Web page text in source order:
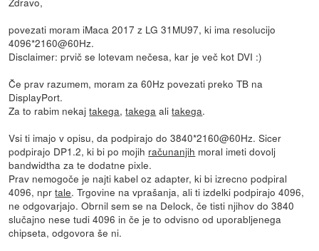
povezati moram iMaca 2017 z LG 31MU97, ki ima resolucijo
4096*2160@60Hz.
Disclaimer: prvič se lotevam nečesa, kar je več kot DVI :)
Če prav razumem, moram za 60Hz povezati preko TB na
DisplayPort.
Za to rabim nekajtakega,takega alitakega.
Vsi ti imajo v opisu, da podpirajo do 3840*2160@60Hz. Sicer
podpirajo DP1.2, ki bi po mojih računanjih moral imeti dovolj
bandwidtha za te dodatne pixle.
Prav nemogoče je najti kabel oz adapter, ki bi izrecno podpiral
4096, nprtale. Trgovine na vprašanja, ali ti izdelki podpirajo 4096,
ne odgovarjajo. Obrnil sem se na Delock, če tisti njihov do 3840
slučajno nese tudi 4096 in če je to odvisno od uporabljenega
chipseta, odgovora še ni.